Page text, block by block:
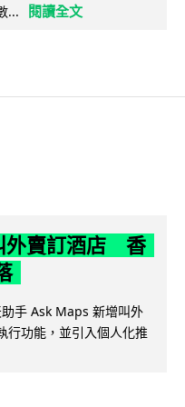
...
閱讀全文
外賣訂酒店 香
手 Ask Maps 新增叫外
行功能，並引入個人化推